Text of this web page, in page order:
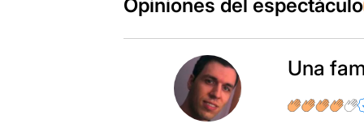
Opiniones del espectáculo
Una